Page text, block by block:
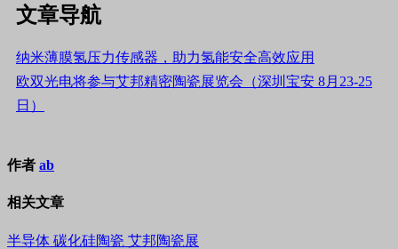
文章导航
纳米薄膜氢压力传感器，助力氢能安全高效应用
欧双光电将参与艾邦精密陶瓷展览会（深圳宝安 8月23-25
日）
作者 ab
相关文章
半导体 碳化硅陶瓷 艾邦陶瓷展